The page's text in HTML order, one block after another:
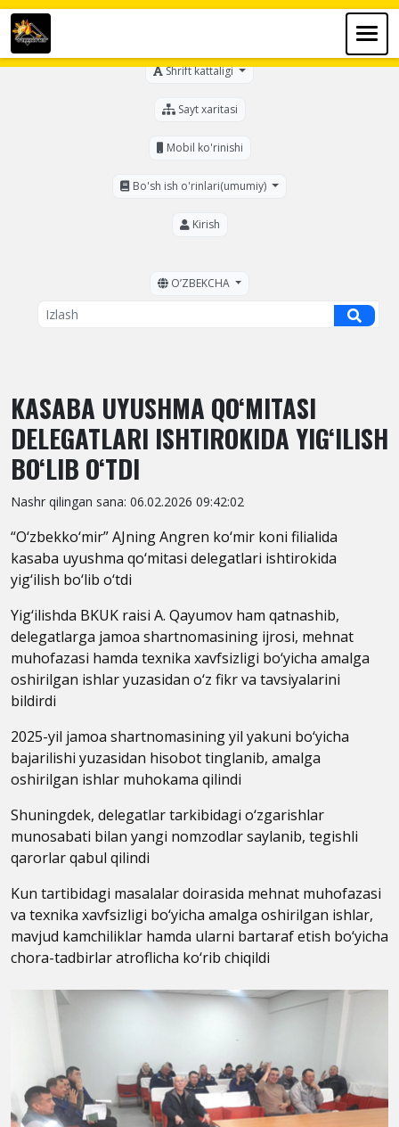
Shrift kattaligi
Sayt xaritasi
Mobil ko'rinishi
Bo'sh ish o'rinlari(umumiy)
Kirish
OʼZBEKCHA
KASABA UYUSHMA QO‘MITASI
DELEGATLARI ISHTIROKIDA YIG‘ILISH
BO‘LIB O‘TDI
Nashr qilingan sana: 06.02.2026 09:42:02
“O‘zbekko‘mir” AJning Angren ko‘mir koni filialida
kasaba uyushma qo‘mitasi delegatlari ishtirokida
yig‘ilish bo‘lib o‘tdi
Yig‘ilishda BKUK raisi A. Qayumov ham qatnashib,
delegatlarga jamoa shartnomasining ijrosi, mehnat
muhofazasi hamda texnika xavfsizligi bo‘yicha amalga
oshirilgan ishlar yuzasidan o‘z fikr va tavsiyalarini
bildirdi
2025-yil jamoa shartnomasining yil yakuni bo‘yicha
bajarilishi yuzasidan hisobot tinglanib, amalga
oshirilgan ishlar muhokama qilindi
Shuningdek, delegatlar tarkibidagi o‘zgarishlar
munosabati bilan yangi nomzodlar saylanib, tegishli
qarorlar qabul qilindi
Kun tartibidagi masalalar doirasida mehnat muhofazasi
va texnika xavfsizligi bo‘yicha amalga oshirilgan ishlar,
mavjud kamchiliklar hamda ularni bartaraf etish bo‘yicha
chora-tadbirlar atroflicha ko‘rib chiqildi